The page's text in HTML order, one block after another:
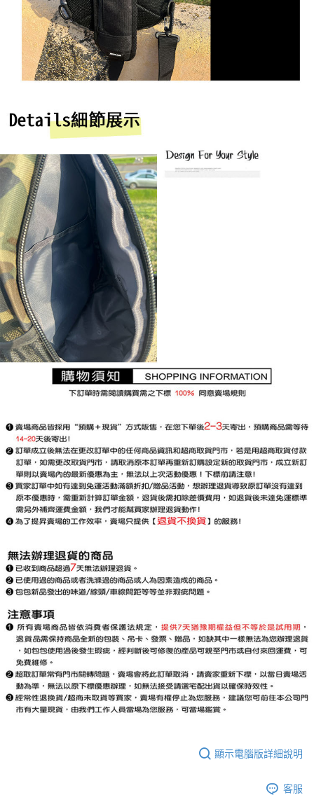
顯示電腦版詳細說明
客服